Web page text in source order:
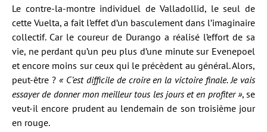
Le contre-la-montre individuel de Valladollid, le seul de
cette Vuelta, a fait l’effet d’un basculement dans l’imaginaire
collectif. Car le coureur de Durango a réalisé l’effort de sa
vie, ne perdant qu’un peu plus d’une minute sur Evenepoel
et encore moins sur ceux qui le précèdent au général. Alors,
peut-être ? « C’est difficile de croire en la victoire finale. Je vais
essayer de donner mon meilleur tous les jours et en profiter », se
veut-il encore prudent au lendemain de son troisième jour
en rouge.